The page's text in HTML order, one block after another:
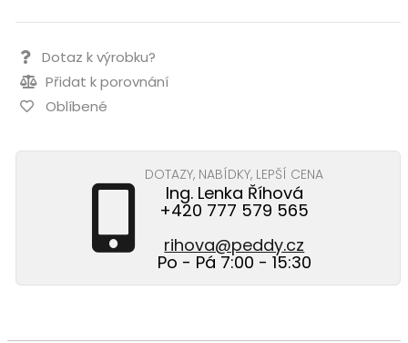
Dotaz k výrobku?
Přidat k porovnání
Oblíbené
DOTAZY, NABÍDKY, LEPŠÍ CENA
Ing. Lenka Říhová
+420 777 579 565
rihova@peddy.cz
Po - Pá 7:00 - 15:30